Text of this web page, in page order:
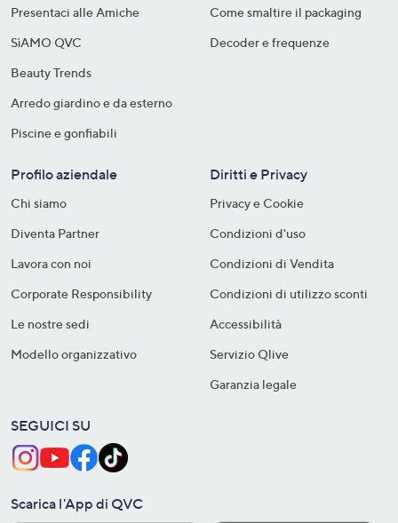
Presentaci alle Amiche
SìAMO QVC
Beauty Trends
Arredo giardino e da esterno
Piscine e gonfiabili
Come smaltire il packaging​
Decoder e frequenze​
Profilo aziendale
Chi siamo
Diventa Partner
Lavora con noi
Corporate Responsibility
Le nostre sedi
Modello organizzativo
Diritti e Privacy
Privacy e Cookie
Condizioni d'uso
Condizioni di Vendita
Condizioni di utilizzo sconti
Accessibilità
Servizio Qlive
Garanzia legale
SEGUICI SU
Scarica l'App di QVC